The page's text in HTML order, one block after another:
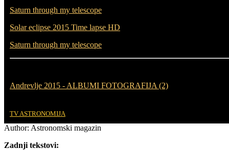
Saturn through my telescope
Solar eclipse 2015 Time lapse HD
Saturn through my telescope
Andrevlje 2015 - ALBUMI FOTOGRAFIJA (2)
TV ASTRONOMIJA
Author: Astronomski magazin
Zadnji tekstovi: